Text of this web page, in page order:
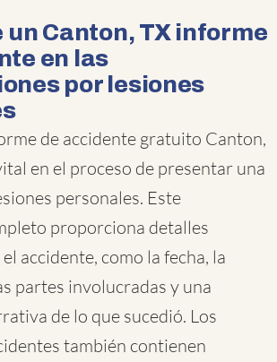
un Canton, TX informe
en las
por lesiones
de accidente gratuito Canton,
en el proceso de presentar una
personales. Este
proporciona detalles
accidente, como la fecha, la
partes involucradas y una
de lo que sucedió. Los
también contienen